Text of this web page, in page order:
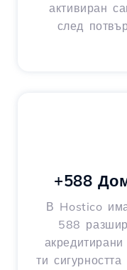
активиран
след
+588
В Hostico
588
ти